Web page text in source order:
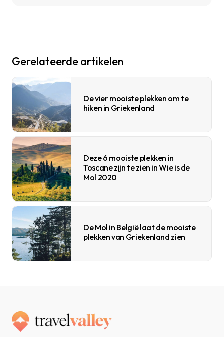
Gerelateerde artikelen
De vier mooiste plekken om te
hiken in Griekenland
Deze 6 mooiste plekken in
Toscane zijn te zien in Wie is de
Mol 2020
De Mol in België laat de mooiste
plekken van Griekenland zien